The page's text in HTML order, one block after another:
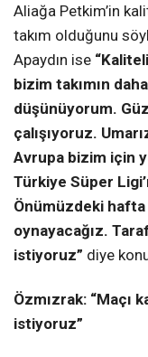
Aliağa Petkim’in
takım olduğunu
Apaydın ise
bizim takımın
düşünüyorum.
çalışıyoruz.
Avrupa bizim için
Türkiye Süper
Önümüzdeki hafta
oynayacağız.
istiyoruz” diye
Özmızrak: “Maçı
istiyoruz”